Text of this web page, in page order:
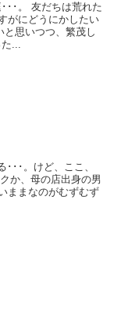
･･。 友だちは荒れた
がにどうにかしたい
と思いつつ、繁茂し
...
･･。けど、ここ、
か、母の店出身の男
ままなのがむずむず